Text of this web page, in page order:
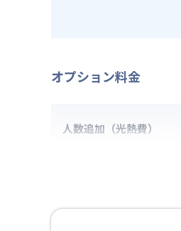
オプション料金
人数追加（光熱費）